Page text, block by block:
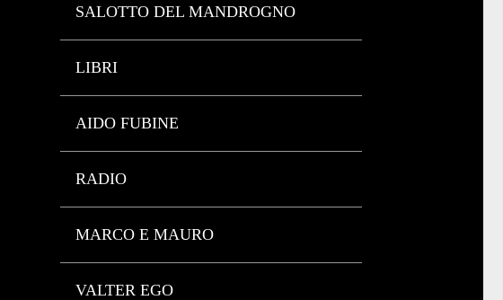
SALOTTO DEL MANDROGNO
LIBRI
AIDO FUBINE
RADIO
MARCO E MAURO
VALTER EGO